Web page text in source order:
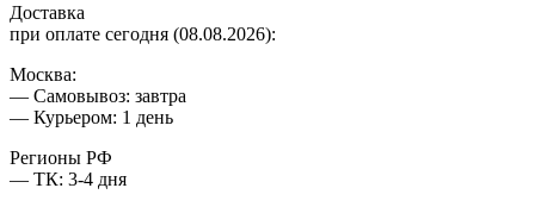
Доставка
при оплате сегодня (08.08.2026):
Москва:
— Самовывоз: завтра
— Курьером: 1 день
Регионы РФ
— ТК: 3-4 дня